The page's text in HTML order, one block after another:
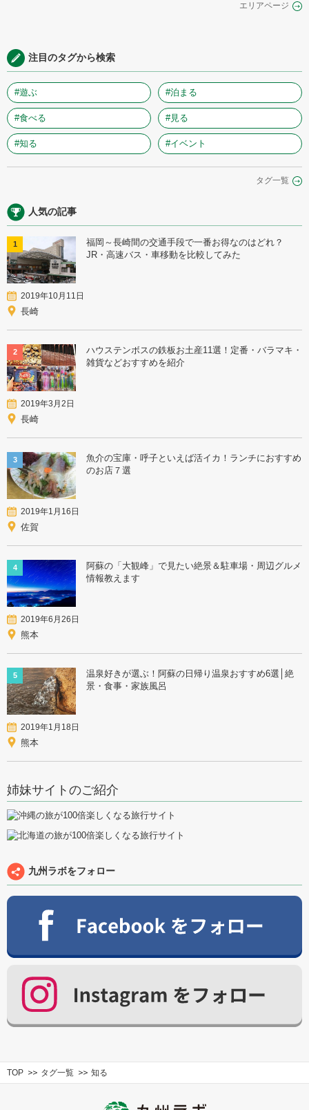
エリアページ
注目のタグから検索
#遊ぶ #泊まる
#食べる #見る
#知る #イベント
タグ一覧
人気の記事
1
福岡～長崎間の交通手段で一番お得なのはどれ？
JR・高速バス・車移動を比較してみた
2019年10月11日
長崎
2
ハウステンボスの鉄板お土産11選！定番・バラマキ・
雑貨などおすすめを紹介
2019年3月2日
長崎
3
魚介の宝庫・呼子といえば活イカ！ランチにおすすめ
のお店７選
2019年1月16日
佐賀
4
阿蘇の「大観峰」で見たい絶景＆駐車場・周辺グルメ
情報教えます
2019年6月26日
熊本
5
温泉好きが選ぶ！阿蘇の日帰り温泉おすすめ6選│絶
景・食事・家族風呂
2019年1月18日
熊本
姉妹サイトのご紹介
九州ラボをフォロー
TOP タグ一覧 知る